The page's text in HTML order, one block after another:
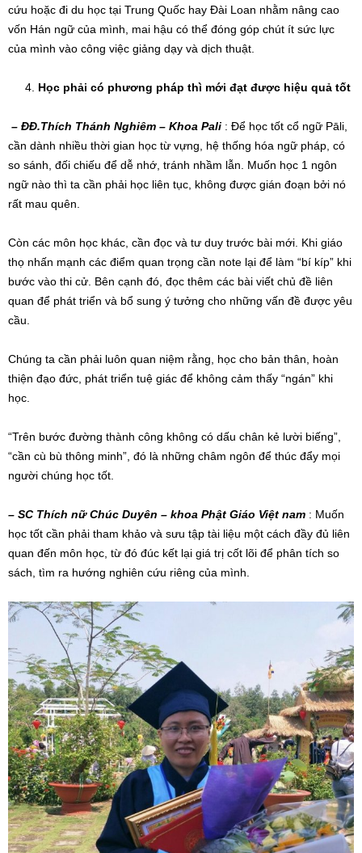
cứu hoặc đi du học tại Trung Quốc hay Đài Loan nhằm nâng cao
vốn Hán ngữ của mình, mai hậu có thể đóng góp chút ít sức lực
của mình vào công việc giảng dạy và dịch thuật.
Học phải có phương pháp thì mới đạt được hiệu quả tốt
– ĐĐ.Thích Thánh Nghiêm – Khoa Pali : Để học tốt cổ ngữ Pāli,
cần dành nhiều thời gian học từ vựng, hệ thống hóa ngữ pháp, có
so sánh, đối chiếu để dễ nhớ, tránh nhầm lẫn. Muốn học 1 ngôn
ngữ nào thì ta cần phải học liên tục, không được gián đoạn bởi nó
rất mau quên.
Còn các môn học khác, cần đọc và tư duy trước bài mới. Khi giáo
thọ nhấn mạnh các điểm quan trọng cần note lại để làm “bí kíp” khi
bước vào thi cử. Bên cạnh đó, đọc thêm các bài viết chủ đề liên
quan để phát triển và bổ sung ý tưởng cho những vấn đề được yêu
cầu.
Chúng ta cần phải luôn quan niệm rằng, học cho bản thân, hoàn
thiện đạo đức, phát triển tuệ giác để không cảm thấy “ngán” khi
học.
“Trên bước đường thành công không có dấu chân kẻ lười biếng”,
“cần cù bù thông minh”, đó là những châm ngôn để thúc đẩy mọi
người chúng học tốt.
– SC Thích nữ Chúc Duyên – khoa Phật Giáo Việt nam : Muốn
học tốt cần phải tham khảo và sưu tập tài liệu một cách đầy đủ liên
quan đến môn học, từ đó đúc kết lại giá trị cốt lõi để phân tích so
sách, tìm ra hướng nghiên cứu riêng của mình.